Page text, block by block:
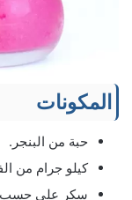
المكونات
حبة من البنجر.
كيلو جرام من
سكر على حسب